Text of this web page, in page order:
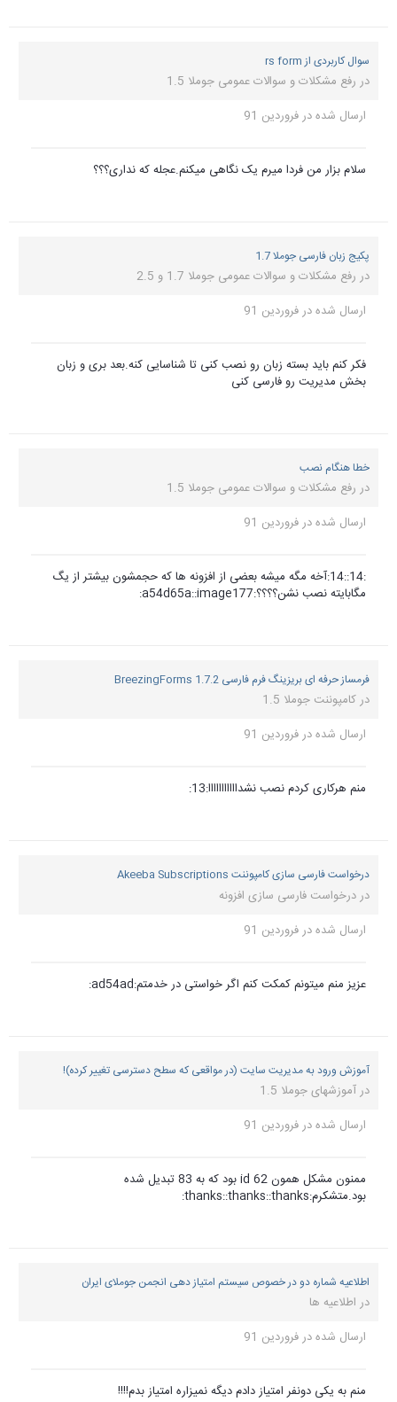
سوال کاربردی از rs form
در رفع مشکلات و سوالات عمومی جوملا 1.5
ارسال شده درفروردین 91
سلام بزار من فردا میرم یک نگاهی میکنم.عجله که نداری؟؟؟
پکیج زبان فارسی جوملا 1.7
در رفع مشکلات و سوالات عمومی جوملا 1.7 و 2.5
ارسال شده درفروردین 91
فکر کنم باید بسته زبان رو نصب کنی تا شناسایی کنه.بعد بری و زبان
بخش مدیریت رو فارسی کنی
خطا هنگام نصب
در رفع مشکلات و سوالات عمومی جوملا 1.5
ارسال شده درفروردین 91
:14::14:آخه مگه میشه بعضی از افزونه ها که حجمشون بیشتر از یگ
مگابایته نصب نشن؟؟؟؟:a54d65a::image177:
فرمساز حرفه ای بریزینگ فرم فارسی BreezingForms 1.7.2
درکامپوننت جوملا 1.5
ارسال شده درفروردین 91
منم هرکاری کردم نصب نشدااااااااااا:13:
درخواست فارسی سازی کامپوننت Akeeba Subscriptions
دردرخواست فارسی سازی افزونه
ارسال شده درفروردین 91
عزیز منم میتونم کمکت کنم اگر خواستی در خدمتم:ad54ad:
آموزش ورود به مدیریت سایت (در مواقعی که سطح دسترسی تغییر کرده)!
درآموزشهای جوملا 1.5
ارسال شده درفروردین 91
ممنون مشکل همون id 62 بود که به 83 تبدیل شده
بود.متشکرم:thanks::thanks::thanks:
اطلاعیه شماره دو در خصوص سیستم امتیاز دهی انجمن جوملای ایران
در اطلاعیه ها
ارسال شده درفروردین 91
منم به یکی دونفر امتیاز دادم دیگه نمیزاره امتیاز بدم!!!!